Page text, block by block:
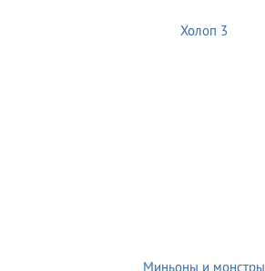
Холоп 3
Миньоны и монстры